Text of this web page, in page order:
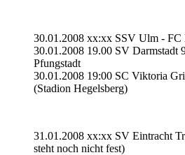
30.01.2008 xx:xx SSV Ulm - FC
30.01.2008 19.00 SV Darmstadt
Pfungstadt
30.01.2008 19:00 SC Viktoria
(Stadion Hegelsberg)
31.01.2008 xx:xx SV Eintracht
steht noch nicht fest)